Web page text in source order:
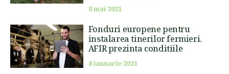
8 mai 2021
Fonduri europene pentru
instalarea tinerilor fermieri.
AFIR prezinta conditiile
8 ianuarie 2021